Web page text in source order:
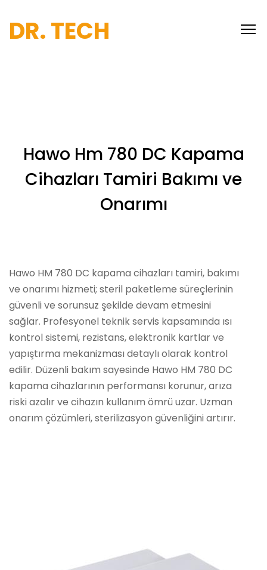
DR. TECH
Hawo Hm 780 DC Kapama
Cihazları Tamiri Bakımı ve
Onarımı
Hawo HM 780 DC kapama cihazları tamiri, bakımı
ve onarımı hizmeti; steril paketleme süreçlerinin
güvenli ve sorunsuz şekilde devam etmesini
sağlar. Profesyonel teknik servis kapsamında ısı
kontrol sistemi, rezistans, elektronik kartlar ve
yapıştırma mekanizması detaylı olarak kontrol
edilir. Düzenli bakım sayesinde Hawo HM 780 DC
kapama cihazlarının performansı korunur, arıza
riski azalır ve cihazın kullanım ömrü uzar. Uzman
onarım çözümleri, sterilizasyon güvenliğini artırır.